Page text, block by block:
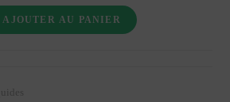
AJOUTER AU PANIER